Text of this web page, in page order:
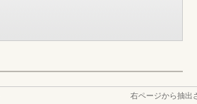
右ページから抽出